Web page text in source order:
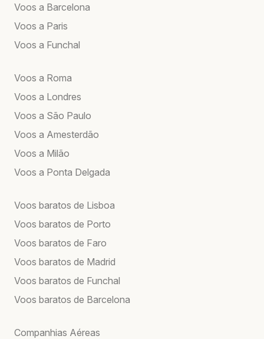
Voos a Barcelona
Voos a Paris
Voos a Funchal
Voos a Roma
Voos a Londres
Voos a São Paulo
Voos a Amesterdão
Voos a Milão
Voos a Ponta Delgada
Voos baratos de Lisboa
Voos baratos de Porto
Voos baratos de Faro
Voos baratos de Madrid
Voos baratos de Funchal
Voos baratos de Barcelona
Companhias Aéreas